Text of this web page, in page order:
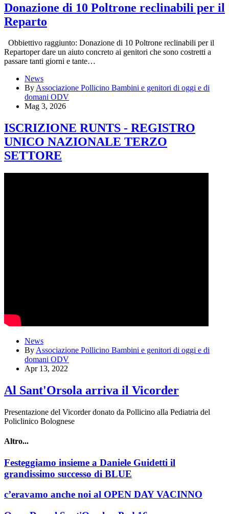
Donazione di 10 Poltrone reclinabili per il
Reparto
Obbiettivo raggiunto: Donazione di 10 Poltrone reclinabili per il
Repartoper dare un aiuto concreto ai genitori che sono costretti a
passare tanti giorni e tante…
News
ByAssociazione Pollicino Bambini e genitori di oggi e di
domani ODV
Mag 3, 2026
ISCRIZIONE RUNTS - REGISTRO
UNICO NAZIONALE TERZO
SETTORE
News
By Associazione Pollicino Bambini e genitori di oggi e di
domani ODV
Apr 13, 2022
Al Sant'Orsola arriva il Vicorder
Presentazione del Vicorder donato da Pollicino alla Pediatria del
Policlinico Bolognese
Altro...
Festeggiamo insieme a Daniele Guidetti il
grandissimo successo di BLUE
c’eravamo anche noi al OPEN DAY VACINNO